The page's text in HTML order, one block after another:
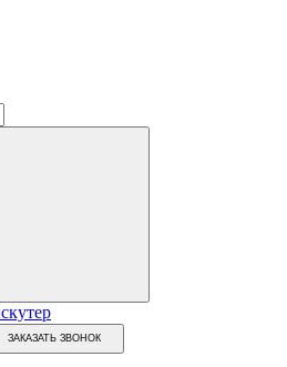
ЗАКАЗАТЬ ЗВОНОК